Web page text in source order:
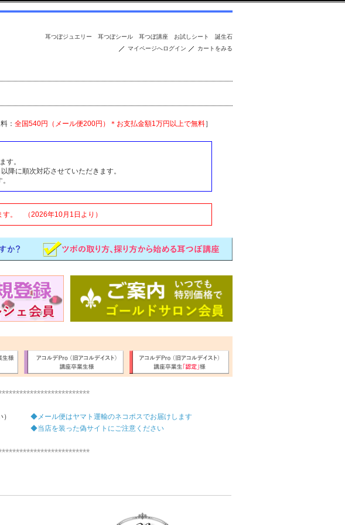
耳つぼジュエリー 耳つぼシール 耳つぼ講座 お試しシート
誕生石
マイページへログイン
カートをみる
： 全国540円（メール便200円）＊お支払金額1万円以上で無料］
す。
降に順次対応させていただきます。
す。 （2026年10月1日より）
◆メール便はヤマト運輸のネコポスでお届けします
◆当店を装った偽サイトにご注意ください